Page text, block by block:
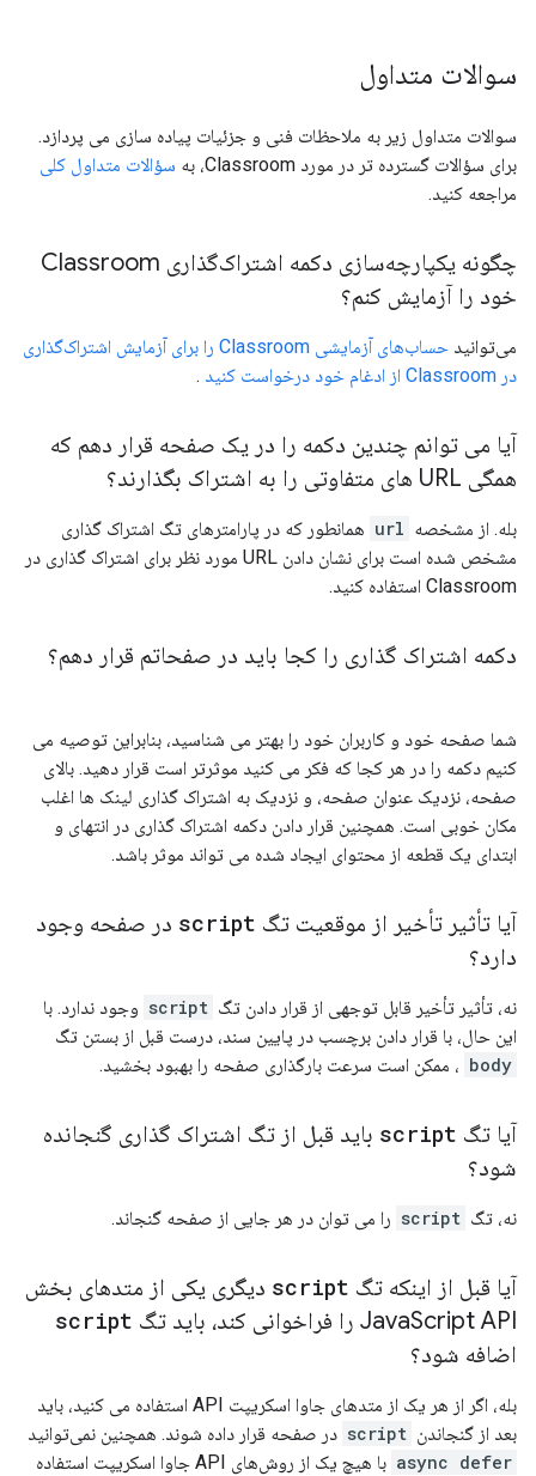
سوالات متداول
سوالات متداول زیر به ملاحظات فنی و جزئیات پیاده سازی می پردازد.
برای سؤالات گسترده تر در مورد Classroom، به
سؤالات متداول کلی
مراجعه کنید.
چگونه یکپارچه‌سازی دکمه اشتراک‌گذاری Classroom
خود را آزمایش کنم؟
می‌توانید
حساب‌های آزمایشی Classroom را برای آزمایش اشتراک‌گذاری
در Classroom از ادغام خود درخواست کنید
.
آیا می توانم چندین دکمه را در یک صفحه قرار دهم که
همگی URL های متفاوتی را به اشتراک بگذارند؟
بله. از مشخصه url همانطور که در پارامترهای تگ اشتراک گذاری
مشخص شده است برای نشان دادن URL مورد نظر برای اشتراک گذاری در
Classroom استفاده کنید.
دکمه اشتراک گذاری را کجا باید در صفحاتم قرار دهم؟
شما صفحه خود و کاربران خود را بهتر می شناسید، بنابراین توصیه می
کنیم دکمه را در هر کجا که فکر می کنید موثرتر است قرار دهید. بالای
صفحه، نزدیک عنوان صفحه، و نزدیک به اشتراک گذاری لینک ها اغلب
مکان خوبی است. همچنین قرار دادن دکمه اشتراک گذاری در انتهای و
ابتدای یک قطعه از محتوای ایجاد شده می تواند موثر باشد.
آیا تأثیر تأخیر از موقعیت تگ script در صفحه وجود
دارد؟
نه، تأثیر تأخیر قابل توجهی از قرار دادن تگ script وجود ندارد. با
این حال، با قرار دادن برچسب در پایین سند، درست قبل از بستن تگ
body ، ممکن است سرعت بارگذاری صفحه را بهبود بخشید.
آیا تگ script باید قبل از تگ اشتراک گذاری گنجانده
شود؟
نه، تگ script را می توان در هر جایی از صفحه گنجاند.
آیا قبل از اینکه تگ script دیگری یکی از متدهای بخش
JavaScript API را فراخوانی کند، باید تگ script
اضافه شود؟
بله، اگر از هر یک از متدهای جاوا اسکریپت API استفاده می کنید، باید
بعد از گنجاندن script در صفحه قرار داده شوند. همچنین نمی‌توانید
async defer
با هیچ یک از روش‌های API جاوا اسکریپت استفاده